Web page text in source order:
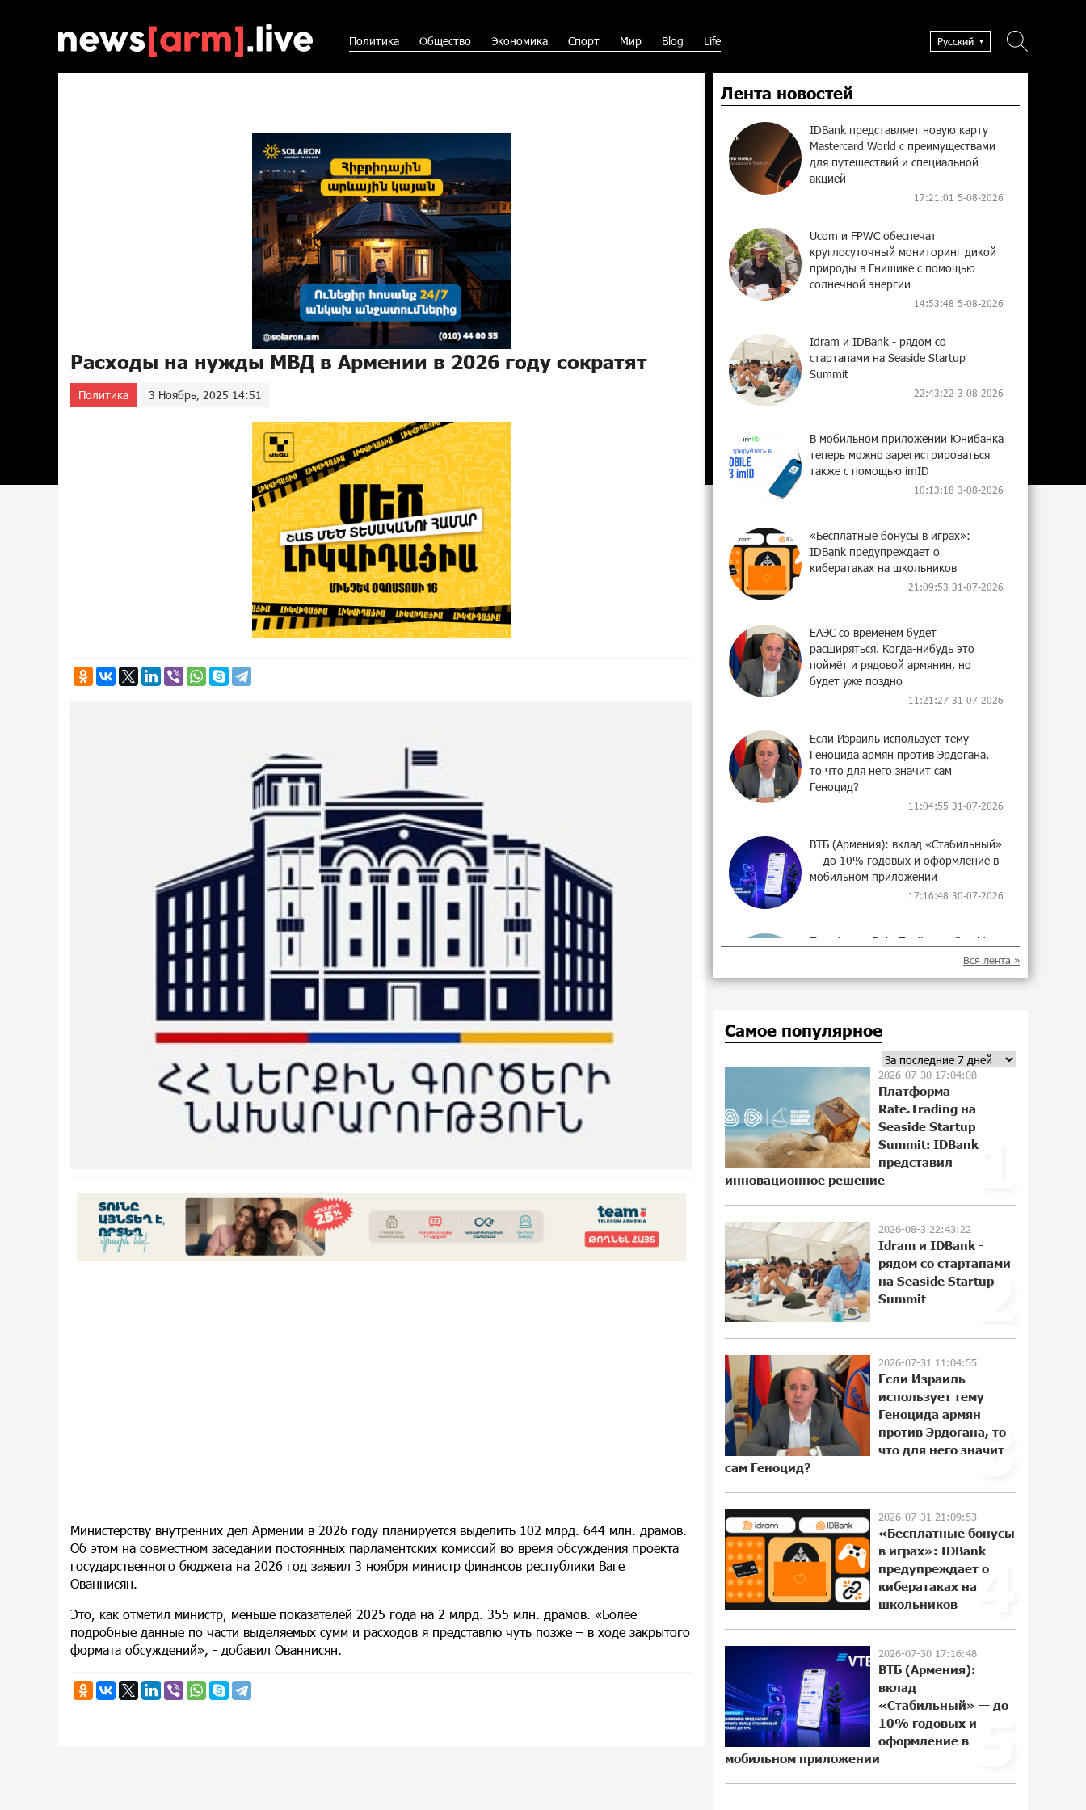
Политика Общество Экономика Спорт Мир Blog Life Русский
Расходы на нужды МВД в Армении в 2026 году сократят
Политика 3 Ноябрь, 2025 14:51
Министерству внутренних дел Армении в 2026 году планируется выделить 102 млрд. 644 млн. драмов.
Об этом на совместном заседании постоянных парламентских комиссий во время обсуждения проекта
государственного бюджета на 2026 год заявил 3 ноября министр финансов республики Ваге
Ованнисян.
Это, как отметил министр, меньше показателей 2025 года на 2 млрд. 355 млн. драмов. «Более
подробные данные по части выделяемых сумм и расходов я представлю чуть позже – в ходе закрытого
формата обсуждений», - добавил Ованнисян.
Лента новостей
IDBank представляет новую карту
Mastercard World с преимуществами
для путешествий и специальной
акцией
17:21:01 5-08-2026
Ucom и FPWC обеспечат
круглосуточный мониторинг дикой
природы в Гнишике с помощью
солнечной энергии
14:53:48 5-08-2026
Idram и IDBank - рядом со
стартапами на Seaside Startup
Summit
22:43:22 3-08-2026
В мобильном приложении Юнибанка
теперь можно зарегистрироваться
также с помощью imID
10:13:18 3-08-2026
«Бесплатные бонусы в играх»:
IDBank предупреждает о
кибератаках на школьников
21:09:53 31-07-2026
ЕАЭС со временем будет
расширяться. Когда-нибудь это
поймёт и рядовой армянин, но
будет уже поздно
11:21:27 31-07-2026
Если Израиль использует тему
Геноцида армян против Эрдогана,
то что для него значит сам
Геноцид?
11:04:55 31-07-2026
ВТБ (Армения): вклад «Стабильный»
— до 10% годовых и оформление в
мобильном приложении
17:16:48 30-07-2026
Платформа Rate.Trading на Seaside
Startup Summit: IDBank представил
Состоялось открытие Khachaturian
Rooftop при поддержке IDBank
14:42:59 29-07-2026
Пашинян ты упустил свой шанс уйти
спокойно. Аршак Карапетян
18:38:32 28-07-2026
Обновленный Центр продаж и
обслуживания Ucom открылся по
адресу ул. Шаумяна, 24/2 в Арарате
12:03:54 28-07-2026
Аршак Карапетян
22:29:07 27-07-2026
Бывший премьер-министр Словакии
обратился к президенту страны с
просьбой содействовать
заключенных, осужденных в
Азербайджане
17:52:09 25-07-2026
Против кого вооружается
Азербайджан? Аршак Карапетян
При поддержке Ucom в спортивной
школе Вайка установлена солнечная
электростанция мощностью 15 кВт
12:05:48 23-07-2026
Новые финансовые навыки на
Вся лента »
Самое популярное
1
2026-07-30 17:04:08
Платформа
Rate.Trading на
Seaside Startup
Summit: IDBank
представил
инновационное решение
2
2026-08-3 22:43:22
Idram и IDBank -
рядом со стартапами
на Seaside Startup
Summit
3
2026-07-31 11:04:55
Если Израиль
использует тему
Геноцида армян
против Эрдогана, то
что для него значит
сам Геноцид?
4
2026-07-31 21:09:53
«Бесплатные бонусы
в играх»: IDBank
предупреждает о
кибератаках на
школьников
5
2026-07-30 17:16:48
ВТБ (Армения):
вклад
«Стабильный» — до
10% годовых и
оформление в
мобильном приложении